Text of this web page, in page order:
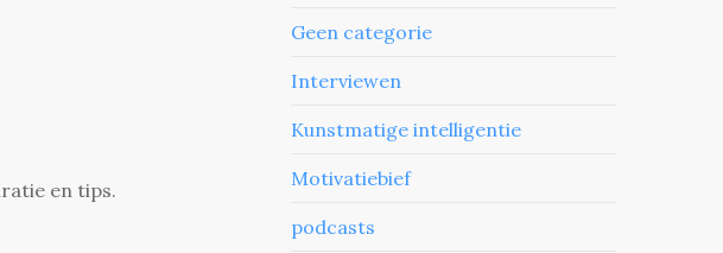
en tips.
Geen categorie
Interviewen
Kunstmatige intelligentie
Motivatiebief
podcasts